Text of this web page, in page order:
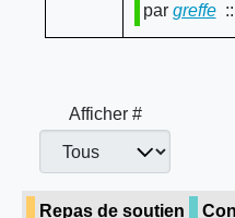
par greffe::
Afficher #
Repas de soutien